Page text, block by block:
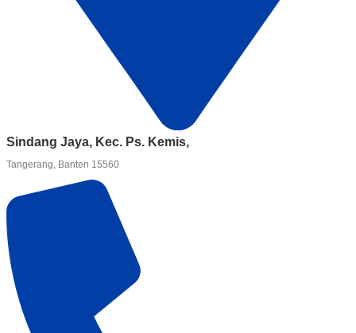
Sindang Jaya, Kec. Ps. Kemis,
Tangerang, Banten 15560